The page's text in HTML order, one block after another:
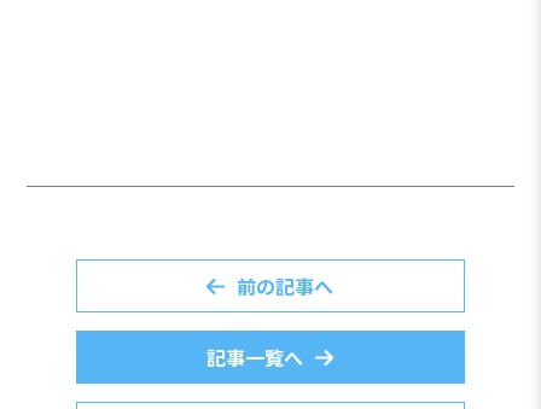
前の記事へ
記事一覧へ